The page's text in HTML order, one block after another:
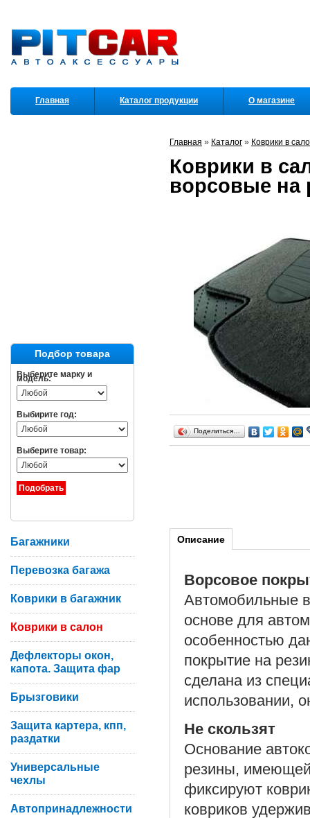
Главная » Каталог » Коврики в
Коврики в
ворсовые на
Поделиться…
Описание
Ворсовое
Автомобильные
основе для
особенностью
покрытие на
сделана из
использовании,
Не скользят
Основание
резины,
фиксируют
ковриков
Главная Каталог продукции О магазине
Подбор товара
Выберите марку и
модель:
Выбирите год:
Выберите товар:
Багажники
Перевозка багажа
Коврики в багажник
Коврики в салон
Дефлекторы окон,
капота. Защита фар
Брызговики
Защита картера, кпп,
раздатки
Универсальные
чехлы
Автопринадлежности